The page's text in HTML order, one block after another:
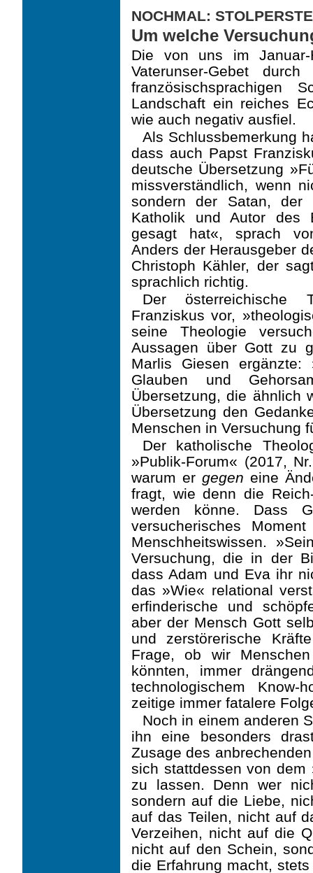
NOCHMAL:
Um welche
Die von uns im Januar-
Vaterunser-Gebet
französischsprachigen
Landschaft ein reiches
wie auch negativ ausfiel.
Als Schlussbemerkung
dass auch Papst
deutsche Übersetzung
missverständlich, wenn
sondern der Satan, der
Katholik und Autor des
gesagt hat«, sprach
Anders der Herausgeber
Christoph Kähler, der
sprachlich richtig.
Der österreichische
Franziskus vor,
seine Theologie
Aussagen über Gott zu
Marlis Giesen
Glauben und
Übersetzung, die ähnlich
Übersetzung den
Menschen in Versuchung
Der katholische
»Publik-Forum« (2017,
warum er gegen eine
fragt, wie denn die
werden könne. Dass
versucherisches
Menschheitswissen.
Versuchung, die in der
dass Adam und Eva ihr
das »Wie« relational
erfinderische und
aber der Mensch Gott
und zerstörerische
Frage, ob wir
könnten, immer
technologischem Know-
zeitige immer fatalere
Noch in einem anderen
ihn eine besonders
Zusage des
sich stattdessen von dem
zu lassen. Denn wer
sondern auf die Liebe,
auf das Teilen, nicht auf
Verzeihen, nicht auf die
nicht auf den Schein,
die Erfahrung macht,